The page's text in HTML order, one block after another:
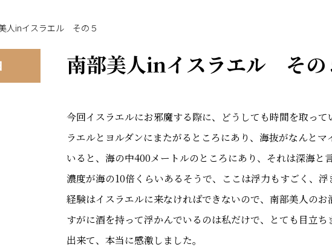
人inイスラエル その５
南部美人inイスラエル その
今回イスラエルにお邪魔する際に、どうしても時間を取っ
ラエルとヨルダンにまたがるところにあり、海抜がなんと
いると、海の中400メートルのところにあり、それは深海
濃度が海の10倍くらいあるそうで、ここは浮力もすごく、
経験はイスラエルに来なければできないので、南部美人の
すがに酒を持って浮かんでいるのは私だけで、とても目立
出来て、本当に感激しました。